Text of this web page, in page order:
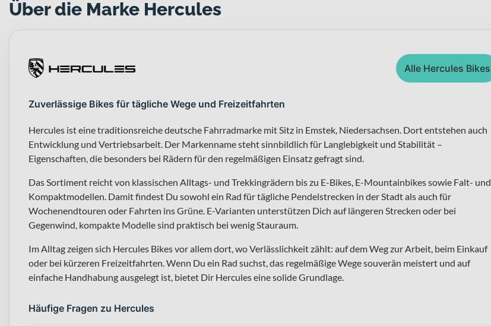
Über die Marke Hercules
Alle Hercules Bikes
Zuverlässige Bikes für tägliche Wege und Freizeitfahrten
Hercules ist eine traditionsreiche deutsche Fahrradmarke mit Sitz in Emstek, Niedersachsen. Dort entstehen auch
Entwicklung und Vertriebsarbeit. Der Markenname steht sinnbildlich für Langlebigkeit und Stabilität –
Eigenschaften, die besonders bei Rädern für den regelmäßigen Einsatz gefragt sind.
Das Sortiment reicht von klassischen Alltags- und Trekkingrädern bis zu E-Bikes, E-Mountainbikes sowie Falt- und
Kompaktmodellen. Damit findest Du sowohl ein Rad für tägliche Pendelstrecken in der Stadt als auch für
Wochenendtouren oder Fahrten ins Grüne. E-Varianten unterstützen Dich auf längeren Strecken oder bei
Gegenwind, kompakte Modelle sind praktisch bei wenig Stauraum.
Im Alltag zeigen sich Hercules Bikes vor allem dort, wo Verlässlichkeit zählt: auf dem Weg zur Arbeit, beim Einkauf
oder bei kürzeren Freizeitfahrten. Wenn Du ein Rad suchst, das regelmäßige Wege souverän meistert und auf
einfache Handhabung ausgelegt ist, bietet Dir Hercules eine solide Grundlage.
Häufige Fragen zu Hercules